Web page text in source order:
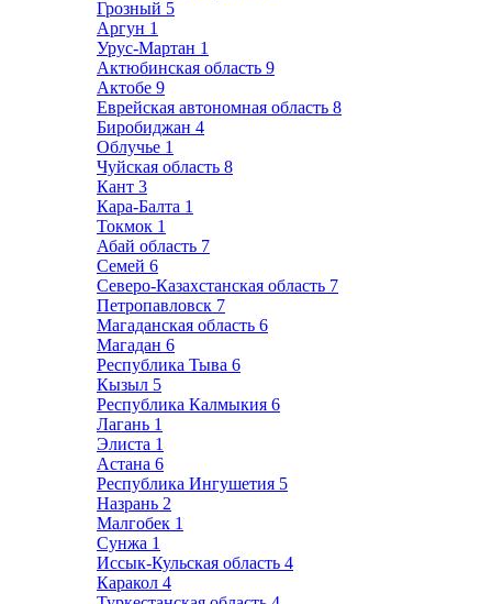
Грозный 5
Аргун 1
Урус-Мартан 1
Актюбинская область 9
Актобе 9
Еврейская автономная область 8
Биробиджан 4
Облучье 1
Чуйская область 8
Кант 3
Кара-Балта 1
Токмок 1
Абай область 7
Семей 6
Северо-Казахстанская область 7
Петропавловск 7
Магаданская область 6
Магадан 6
Республика Тыва 6
Кызыл 5
Республика Калмыкия 6
Лагань 1
Элиста 1
Астана 6
Республика Ингушетия 5
Назрань 2
Малгобек 1
Сунжа 1
Иссык-Кульская область 4
Каракол 4